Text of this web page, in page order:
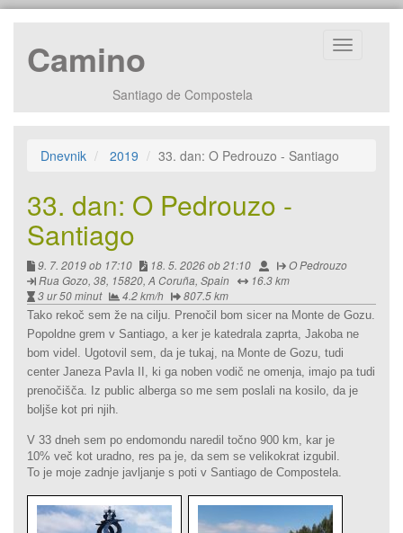
Camino
Santiago de Compostela
Prikaži
Dnevnik 2019 33. dan: O Pedrouzo - Santiago
33. dan: O Pedrouzo -
Santiago
Ustvarjeno:
9. 7. 2019 ob 17:10 Urejeno:
18. 5. 2026 ob 21:10 Avtor:Izhodišče:
O Pedrouzo
Cilj:Rua Gozo, 38, 15820, A Coruña, Spain Razdalja:
16.3 km
Čas:
3 ur 50 minut Povprečna
histrost:
4.2 km/h Razdalja
od
zacetka
poti:
807.5 km
Tako rekoč sem že na cilju. Prenočil bom sicer na Monte de Gozu.
Popoldne grem v Santiago, a ker je katedrala zaprta, Jakoba ne
bom videl. Ugotovil sem, da je tukaj, na Monte de Gozu, tudi
center Janeza Pavla II, ki ga noben vodič ne omenja, imajo pa tudi
prenočišča. Iz public alberga so me sem poslali na kosilo, da je
boljše kot pri njih.
V 33 dneh sem po endomondu naredil točno 900 km, kar je
10% več kot uradno, res pa je, da sem se velikokrat izgubil.
To je moje zadnje javljanje s poti v Santiago de Compostela.